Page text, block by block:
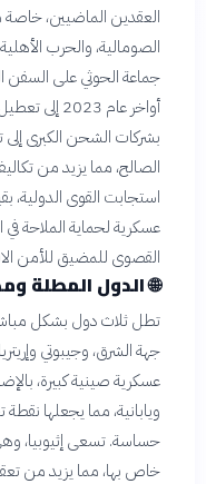
العقدين الماضيين، خاصة
الصومالية، والحرب
جماعة الحوثي على السفن
أواخر عام
بشركات الشحن الكبرى
الصالح، مما يزيد من
استجابت القوى الدولية،
عسكرية لحماية الملاحة
القصوى للمضيق للأمن
🌐الدول المطلة
تطل ثلاث دول بشكل
جهة الشرق، وجيبوتي
عسكرية صينية كبيرة،
ويابانية، مما يجعلها
حساسة. تسعى إثيوبيا،
خاص بها، مما يزيد من